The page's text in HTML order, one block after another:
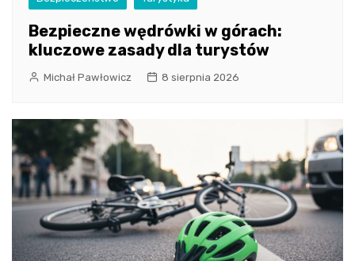
Bezpieczne wędrówki w górach:
kluczowe zasady dla turystów
Michał Pawłowicz 8 sierpnia 2026